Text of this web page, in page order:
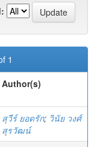
1
Author(s)
สุวีร์ ยอดรัก; วินัย วงศ์
สุรวัฒน์